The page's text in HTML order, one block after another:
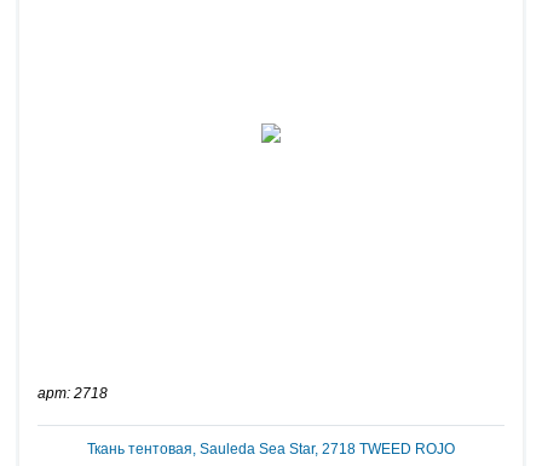
арт: 2718
Ткань тентовая, Sauleda Sea Star, 2718 TWEED ROJO